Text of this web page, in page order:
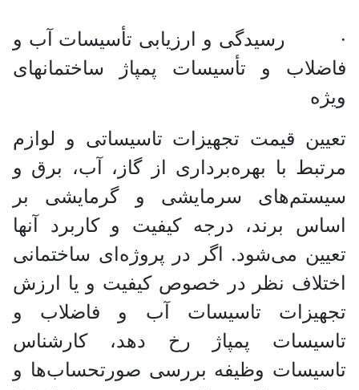
· رسیدگی و ارزیابی تأسیسات آب و
فاضلاب و تأسیسات پمپاژ ساختمانهای
ویژه
تعیین قیمت تجهیزات تاسیساتی و لوازم
مرتبط با بهره‌برداری از گاز، آب، برق و
سیستم‌های سرمایشی و گرمایشی بر
اساس برند، درجه کیفیت و کاربرد آنها
تعیین می‌شود. اگر در پروژه‌ای ساختمانی
اختلاف نظر در خصوص کیفیت و یا ارزش
تجهیزات تاسیسات آب و فاضلاب و
تاسیسات پمپاژ رخ دهد، کارشناس
تاسیسات وظیفه بررسی صورتحساب‌ها و